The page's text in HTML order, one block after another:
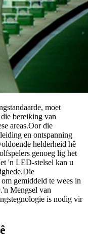
moet
bereiking van
areas.Oor die
en ontspanning
helderheid hê
genoeg lig het
'n LED-stelsel kan u
gemiddeld te wees in
Mengsel van
is nodig vir